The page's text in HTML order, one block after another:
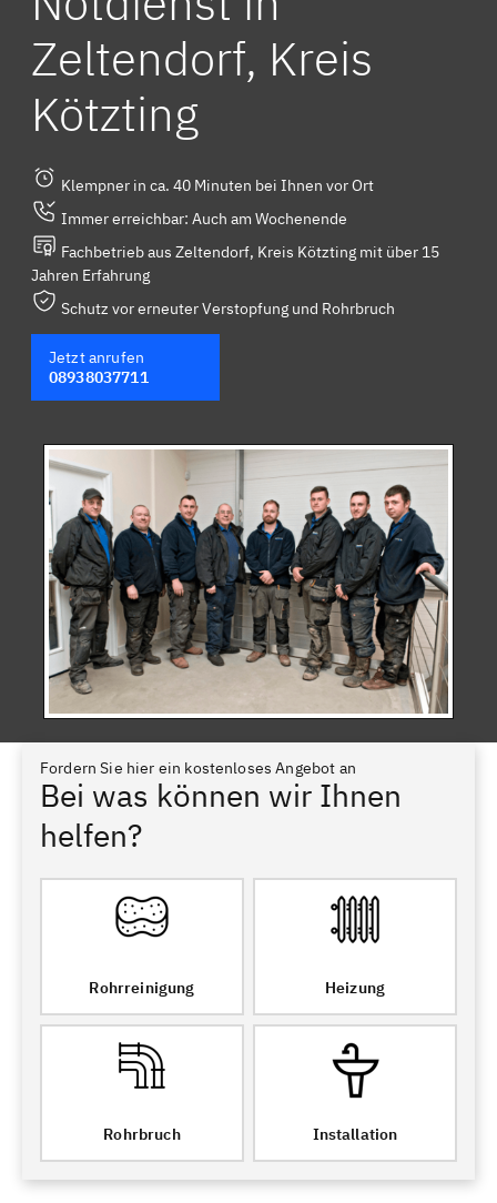
Zeltendorf, Kreis
Kötzting
Klempner in ca. 40 Minuten bei Ihnen vor Ort
Immer erreichbar: Auch am Wochenende
Fachbetrieb aus Zeltendorf, Kreis Kötzting mit über 15
Jahren Erfahrung
Schutz vor erneuter Verstopfung und Rohrbruch
Jetzt anrufen
08938037711
Fordern Sie hier ein kostenloses Angebot an
Bei was können wir Ihnen
helfen?
Rohrreinigung Heizung
Rohrbruch Installation